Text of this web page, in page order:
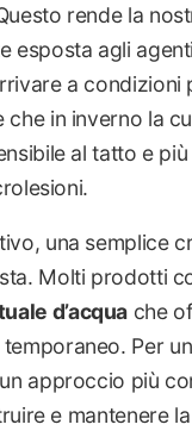
rende la
esposta agli
a condizioni
che in inverno la
al tatto e più
una semplice
Molti prodotti
d’acqua che
Per
approccio più
e mantenere